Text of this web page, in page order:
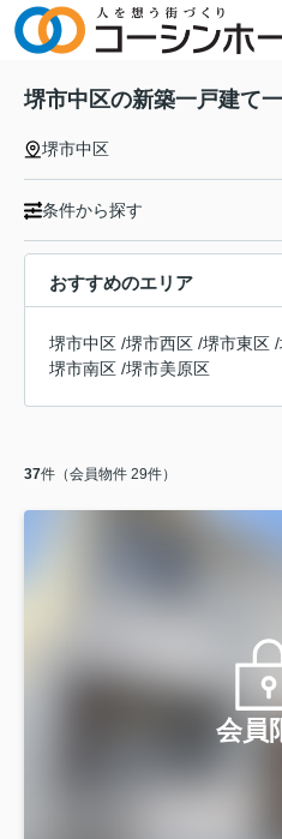
堺市中区の新築一戸建て
堺市中区
条件から探す
おすすめのエリア
堺市中区 /堺市西区 /堺市東区 /
堺市南区 /堺市美原区
37件（会員物件 29件）
会員